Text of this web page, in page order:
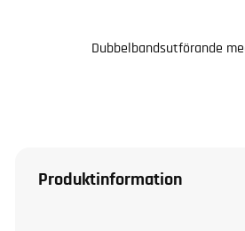
Dubbelbandsutförande
Produktinformation